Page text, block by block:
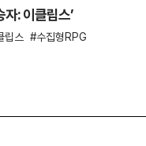
자: 이클립스’
립스
수집형RPG